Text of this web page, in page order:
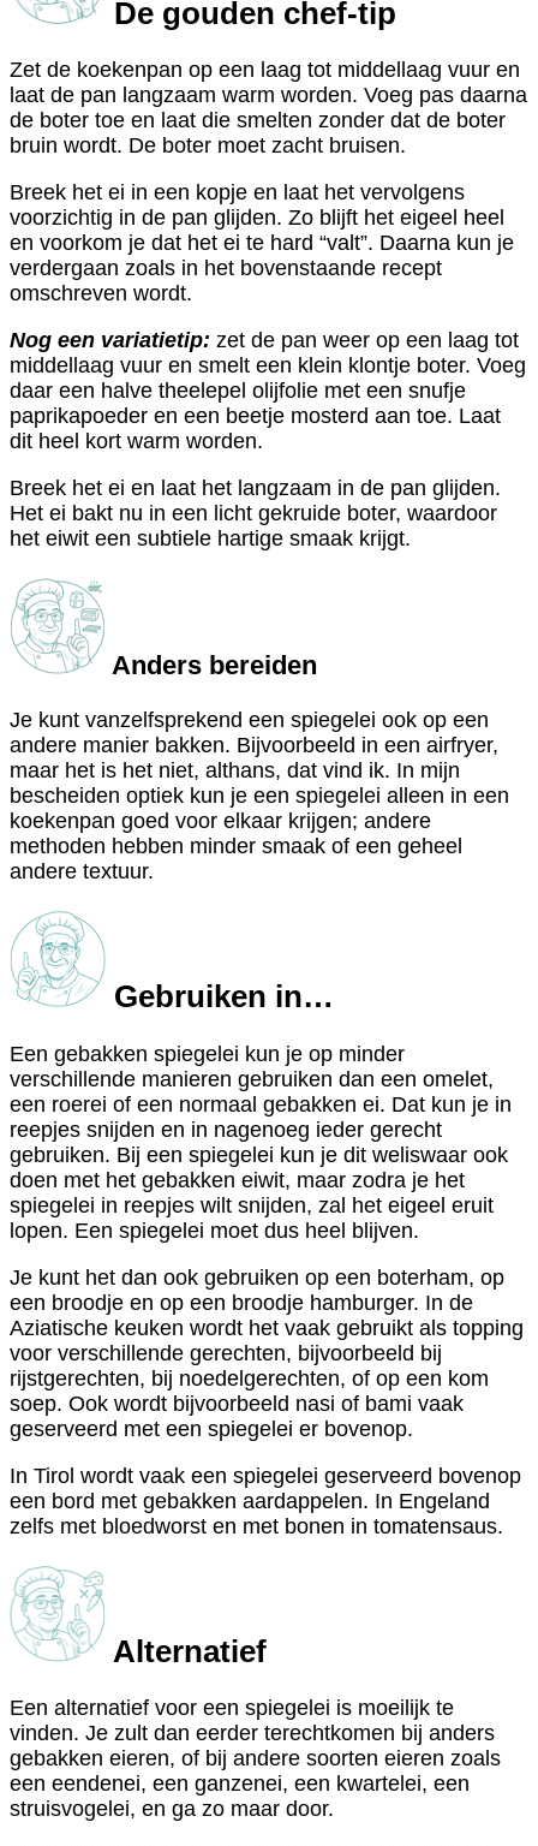
De gouden chef-tip
Zet de koekenpan op een laag tot middellaag vuur en
laat de pan langzaam warm worden. Voeg pas daarna
de boter toe en laat die smelten zonder dat de boter
bruin wordt. De boter moet zacht bruisen.
Breek het ei in een kopje en laat het vervolgens
voorzichtig in de pan glijden. Zo blijft het eigeel heel
en voorkom je dat het ei te hard “valt”. Daarna kun je
verdergaan zoals in het bovenstaande recept
omschreven wordt.
Nog een variatietip: zet de pan weer op een laag tot
middellaag vuur en smelt een klein klontje boter. Voeg
daar een halve theelepel olijfolie met een snufje
paprikapoeder en een beetje mosterd aan toe. Laat
dit heel kort warm worden.
Breek het ei en laat het langzaam in de pan glijden.
Het ei bakt nu in een licht gekruide boter, waardoor
het eiwit een subtiele hartige smaak krijgt.
Anders bereiden
Je kunt vanzelfsprekend een spiegelei ook op een
andere manier bakken. Bijvoorbeeld in een airfryer,
maar het is het niet, althans, dat vind ik. In mijn
bescheiden optiek kun je een spiegelei alleen in een
koekenpan goed voor elkaar krijgen; andere
methoden hebben minder smaak of een geheel
andere textuur.
Gebruiken in…
Een gebakken spiegelei kun je op minder
verschillende manieren gebruiken dan een omelet,
een roerei of een normaal gebakken ei. Dat kun je in
reepjes snijden en in nagenoeg ieder gerecht
gebruiken. Bij een spiegelei kun je dit weliswaar ook
doen met het gebakken eiwit, maar zodra je het
spiegelei in reepjes wilt snijden, zal het eigeel eruit
lopen. Een spiegelei moet dus heel blijven.
Je kunt het dan ook gebruiken op een boterham, op
een broodje en op een broodje hamburger. In de
Aziatische keuken wordt het vaak gebruikt als topping
voor verschillende gerechten, bijvoorbeeld bij
rijstgerechten, bij noedelgerechten, of op een kom
soep. Ook wordt bijvoorbeeld nasi of bami vaak
geserveerd met een spiegelei er bovenop.
In Tirol wordt vaak een spiegelei geserveerd bovenop
een bord met gebakken aardappelen. In Engeland
zelfs met bloedworst en met bonen in tomatensaus.
Alternatief
Een alternatief voor een spiegelei is moeilijk te
vinden. Je zult dan eerder terechtkomen bij anders
gebakken eieren, of bij andere soorten eieren zoals
een eendenei, een ganzenei, een kwartelei, een
struisvogelei, en ga zo maar door.